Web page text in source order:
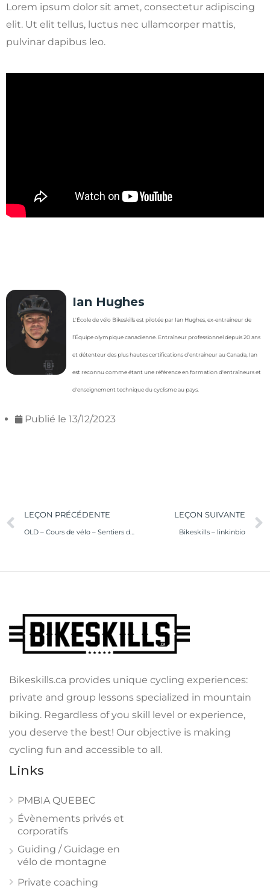
Lorem ipsum dolor sit amet, consectetur adipiscing
elit. Ut elit tellus, luctus nec ullamcorper mattis,
pulvinar dapibus leo.
Ian Hughes
L'École de vélo Bikeskills est pilotée par Ian Hughes, ex-entraîneur de
l’Équipe olympique canadienne. Entraîneur professionnel depuis 20 ans
et détenteur des plus hautes certifications d’entraîneur au Canada, Ian
est reconnu comme étant une référence en formation d'entraîneurs et
d'enseignement technique du cyclisme au pays.
Publié le 13/12/2023
LEÇON PRÉCÉDENTE
OLD – Cours de vélo – Sentiers du Moulin
LEÇON SUIVANTE
Bikeskills – linkinbio
Bikeskills.ca provides unique cycling experiences:
private and group lessons specialized in mountain
biking. Regardless of you skill level or experience,
you deserve the best! Our objective is making
cycling fun and accessible to all.
Links
PMBIA QUEBEC
Évènements privés et
corporatifs
Guiding / Guidage en
vélo de montagne
Private coaching